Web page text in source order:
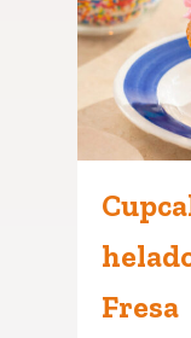
Fresa